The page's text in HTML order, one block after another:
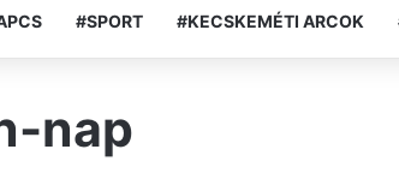
#SPORT #KECSKEMÉTI ARCOK
nap